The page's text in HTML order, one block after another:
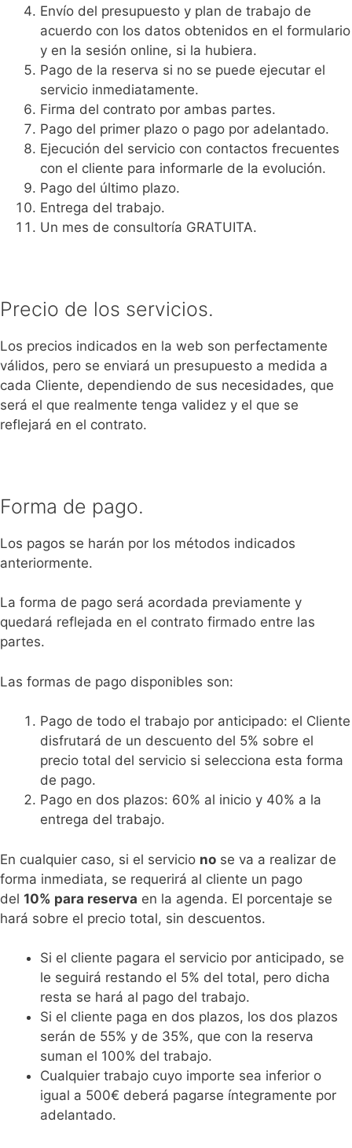
Envío del presupuesto y plan de trabajo de
acuerdo con los datos obtenidos en el formulario
y en la sesión online, si la hubiera.
Pago de la reserva si no se puede ejecutar el
servicio inmediatamente.
Firma del contrato por ambas partes.
Pago del primer plazo o pago por adelantado.
Ejecución del servicio con contactos frecuentes
con el cliente para informarle de la evolución.
Pago del último plazo.
Entrega del trabajo.
Un mes de consultoría GRATUITA.
Precio de los servicios.
Los precios indicados en la web son perfectamente
válidos, pero se enviará un presupuesto a medida a
cada Cliente, dependiendo de sus necesidades, que
será el que realmente tenga validez y el que se
reflejará en el contrato.
Forma de pago.
Los pagos se harán por los métodos indicados
anteriormente.
La forma de pago será acordada previamente y
quedará reflejada en el contrato firmado entre las
partes.
Las formas de pago disponibles son:
Pago de todo el trabajo por anticipado: el Cliente
disfrutará de un descuento del 5% sobre el
precio total del servicio si selecciona esta forma
de pago.
Pago en dos plazos: 60% al inicio y 40% a la
entrega del trabajo.
En cualquier caso, si el servicio no se va a realizar de
forma inmediata, se requerirá al cliente un pago
del 10% para reserva en la agenda. El porcentaje se
hará sobre el precio total, sin descuentos.
Si el cliente pagara el servicio por anticipado, se
le seguirá restando el 5% del total, pero dicha
resta se hará al pago del trabajo.
Si el cliente paga en dos plazos, los dos plazos
serán de 55% y de 35%, que con la reserva
suman el 100% del trabajo.
Cualquier trabajo cuyo importe sea inferior o
igual a 500€ deberá pagarse íntegramente por
adelantado.